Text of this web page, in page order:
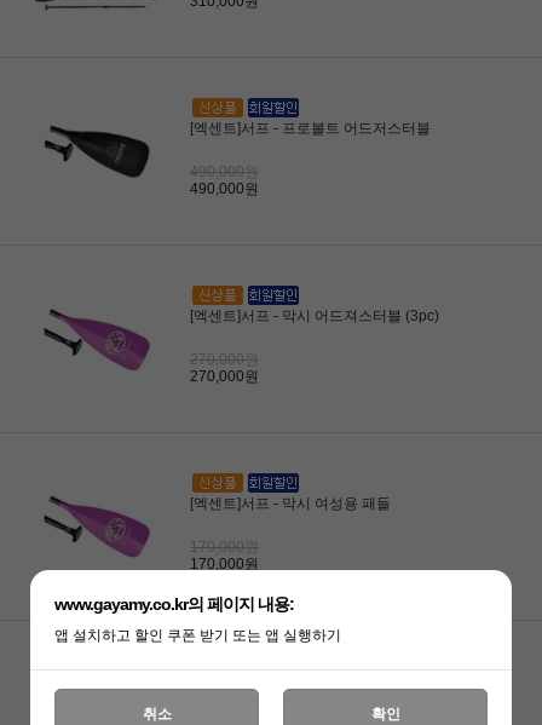
[엑센트]서프 - 프로볼트 어드저스터블
490,000원
490,000원
[엑센트]서프 - 막시 어드져스터블 (3pc)
270,000원
270,000원
[엑센트]서프 - 막시 여성용 패들
170,000원
170,000원
[엑센트]프로 코어
www.gayamy.co.kr의 페이지 내용:
앱 설치하고 할인 쿠폰 받기 또는 앱 실행하기
취소 확인